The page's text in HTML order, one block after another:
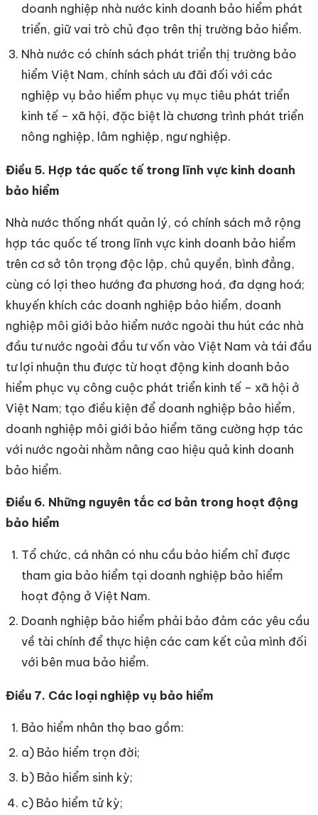
doanh nghiệp nhà nước kinh doanh bảo hiểm phát
triển, giữ vai trò chủ đạo trên thị trường bảo hiểm.
Nhà nước có chính sách phát triển thị trường bảo
hiểm Việt Nam, chính sách ưu đãi đối với các
nghiệp vụ bảo hiểm phục vụ mục tiêu phát triển
kinh tế – xã hội, đặc biệt là chương trình phát triển
nông nghiệp, lâm nghiệp, ngư nghiệp.
Điều 5. Hợp tác quốc tế trong lĩnh vực kinh doanh
bảo hiểm
Nhà nước thống nhất quản lý, có chính sách mở rộng
hợp tác quốc tế trong lĩnh vực kinh doanh bảo hiểm
trên cơ sở tôn trọng độc lập, chủ quyền, bình đẳng,
cùng có lợi theo hướng đa phương hoá, đa dạng hoá;
khuyến khích các doanh nghiệp bảo hiểm, doanh
nghiệp môi giới bảo hiểm nước ngoài thu hút các nhà
đầu tư nước ngoài đầu tư vốn vào Việt Nam và tái đầu
tư lợi nhuận thu được từ hoạt động kinh doanh bảo
hiểm phục vụ công cuộc phát triển kinh tế – xã hội ở
Việt Nam; tạo điều kiện để doanh nghiệp bảo hiểm,
doanh nghiệp môi giới bảo hiểm tăng cường hợp tác
với nước ngoài nhằm nâng cao hiệu quả kinh doanh
bảo hiểm.
Điều 6. Những nguyên tắc cơ bản trong hoạt động
bảo hiểm
Tổ chức, cá nhân có nhu cầu bảo hiểm chỉ được
tham gia bảo hiểm tại doanh nghiệp bảo hiểm
hoạt động ở Việt Nam.
Doanh nghiệp bảo hiểm phải bảo đảm các yêu cầu
về tài chính để thực hiện các cam kết của mình đối
với bên mua bảo hiểm.
Điều 7. Các loại nghiệp vụ bảo hiểm
Bảo hiểm nhân thọ bao gồm:
a) Bảo hiểm trọn đời;
b) Bảo hiểm sinh kỳ;
c) Bảo hiểm tử kỳ;